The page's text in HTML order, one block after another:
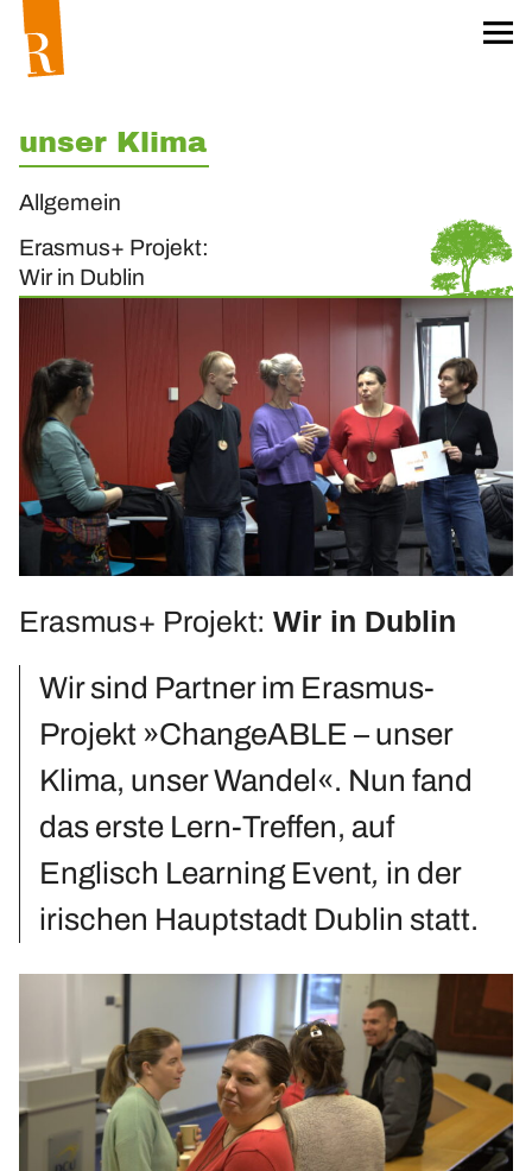
Startseite
Worum geht’s?
Das Team
Projekt »unser Klima«
Klima-Aktionskarten
Klima-Workshops
Heftreihe »unser Klima«
Hefte bestellen
Materialien
Öko-Wörterbuch
Upcycling-Beutel
»Energie-Beratung«
Energie-Karten-Set
Offene Energie-Sprechstunde
Energie-Exkursionen
ChangeABLE
ChangeABLE Befragung
ChangeABLE Partner
unser Klima
Allgemein
Erasmus+ Projekt:
Wir in Dublin
Erasmus+ Projekt: Wir in Dublin
Wir sind Partner im Erasmus-
Projekt »ChangeABLE – unser
Klima, unser Wandel«. Nun fand
das erste Lern-Treffen, auf
Englisch Learning Event, in der
irischen Hauptstadt Dublin statt.